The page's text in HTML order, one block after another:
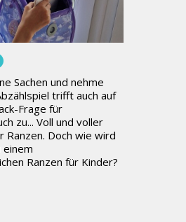
Sachen und nehme
trifft auch auf
Frage für
zu... Voll und voller
Ranzen. Doch wie wird
einem
Ranzen für Kinder?